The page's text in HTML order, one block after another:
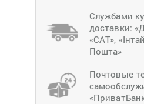
Службами
доставки:
«САТ»,
Пошта»
Почтовые